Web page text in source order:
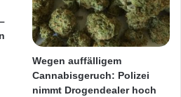
Wegen auffälligem
Cannabisgeruch: Polizei
nimmt Drogendealer hoch